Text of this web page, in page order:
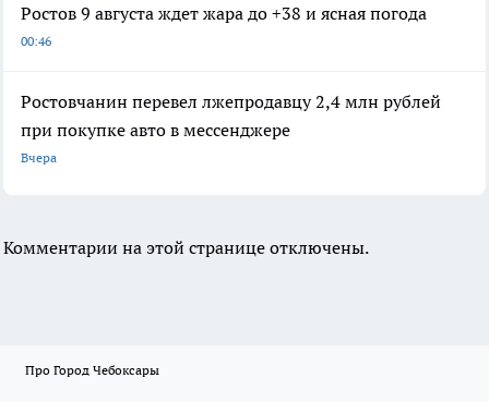
Ростов 9 августа ждет жара до +38 и ясная погода
00:46
Ростовчанин перевел лжепродавцу 2,4 млн рублей
при покупке авто в мессенджере
Вчера
Комментарии на этой странице отключены.
Про Город Чебоксары